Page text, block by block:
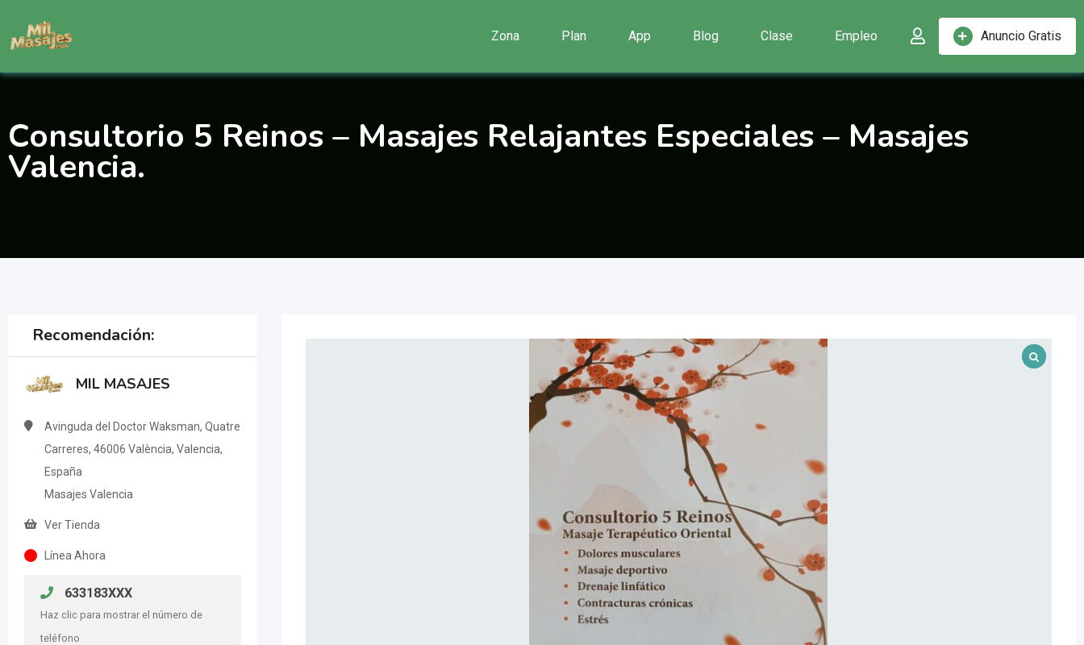
contenido
Anuncio Gratis
Zona Plan App Blog Clase Empleo
Consultorio 5 Reinos – Masajes Relajantes Especiales – Masajes
Valencia.
Recomendación:
MIL MASAJES
Avinguda del Doctor Waksman, Quatre
Carreres, 46006 València, Valencia,
España
Masajes Valencia
Ver Tienda
Línea Ahora
633183XXX
Haz clic para mostrar el número de
teléfono